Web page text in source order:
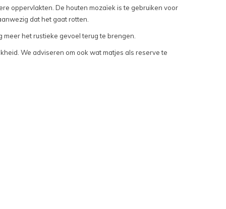
oppervlakten. De houten mozaïek is te gebruiken voor
dat het gaat rotten.
het rustieke gevoel terug te brengen.
We adviseren om ook wat matjes als reserve te